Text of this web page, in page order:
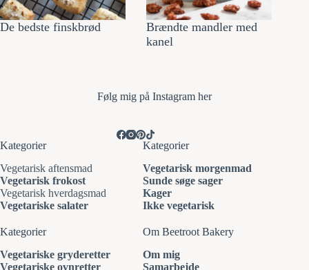
De bedste finskbrød
Brændte mandler med
kanel
Følg mig på Instagram her